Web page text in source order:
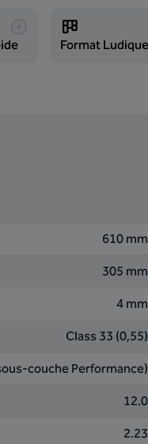
Format Ludique
610 mm
305 mm
4 mm
Class 33 (0,55)
couche Performance)
12.0
2.23